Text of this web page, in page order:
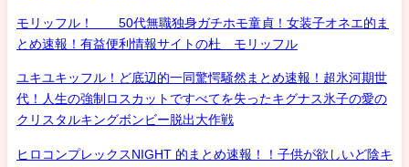
モリッフル！ 50代無職独身ガチホモ童貞！女装子オネエ的ま
とめ速報！有益便利情報サイトの杜 モリッフル
ユキユキッフル！ど底辺的一同驚愕騒然まとめ速報！超氷河期世
代！人生の強制ロスカットですべてを失ったキグナス氷子の愛の
クリスタルキングボンビー脱出大作戦
ヒロコンプレックスNIGHT 的まとめ速報！！子供が欲しいど陰キ